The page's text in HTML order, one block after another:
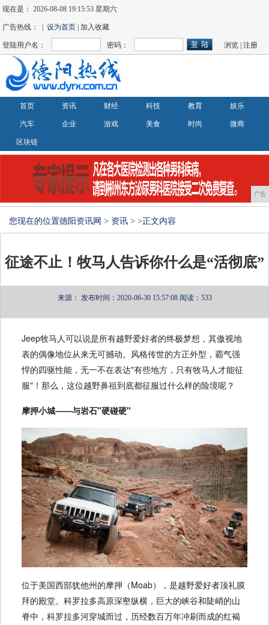
现在是：2026-08-08 19:15:53 星期六
广告热线： |设为首页 | 加入收藏
登陆用户名： 密码： 浏览 |注册
首页 资讯 财经 科技 教育 娱乐
汽车 企业 游戏 美食 时尚 微商
区块链
广告
您现在的位置德阳资讯网 > 资讯 > >正文内容
征途不止！牧马人告诉你什么是“活彻底”
来源： 发布时间：2020-06-30 15:57:08 阅读：533
Jeep牧马人可以说是所有越野爱好者的终极梦想，其傲视地
表的偶像地位从来无可撼动。风格传世的方正外型，霸气强
悍的四驱性能，无一不在表达"有些地方，只有牧马人才能征
服"！那么，这位越野鼻祖到底都征服过什么样的险境呢？
摩押小城——与岩石"硬碰硬"
位于美国西部犹他州的摩押（Moab），是越野爱好者顶礼膜
拜的殿堂。科罗拉多高原深壑纵横，巨大的峡谷和陡峭的山
脊中，科罗拉多河穿城而过，历经数百万年冲刷而成的红褐